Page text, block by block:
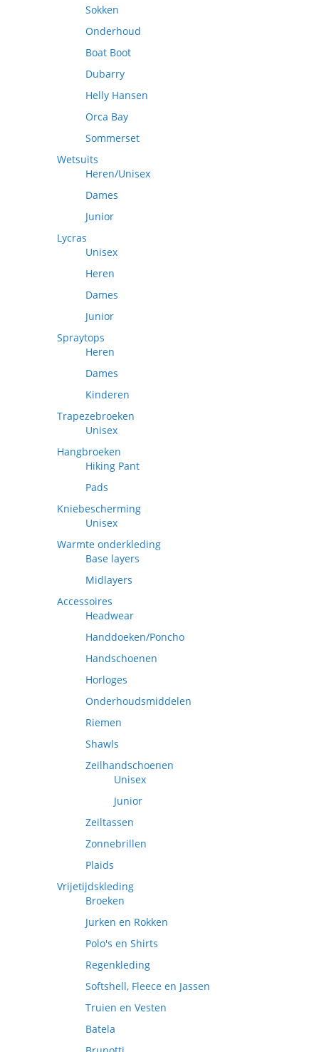
Sokken
Onderhoud
Boat Boot
Dubarry
Helly Hansen
Orca Bay
Sommerset
Wetsuits
Heren/Unisex
Dames
Junior
Lycras
Unisex
Heren
Dames
Junior
Spraytops
Heren
Dames
Kinderen
Trapezebroeken
Unisex
Hangbroeken
Hiking Pant
Pads
Kniebescherming
Unisex
Warmte onderkleding
Base layers
Midlayers
Accessoires
Headwear
Handdoeken/Poncho
Handschoenen
Horloges
Onderhoudsmiddelen
Riemen
Shawls
Zeilhandschoenen
Unisex
Junior
Zeiltassen
Zonnebrillen
Plaids
Vrijetijdskleding
Broeken
Jurken en Rokken
Polo's en Shirts
Regenkleding
Softshell, Fleece en Jassen
Truien en Vesten
Batela